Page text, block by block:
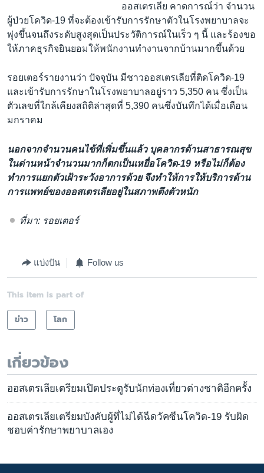
ออสเตรเลีย คาดการณ์ว่า จำนวน
ผู้ป่วยโควิด-19 ที่จะต้องเข้ารับการรักษาตัวในโรงพยาบาลจะ
พุ่งขึ้นจนถึงระดับสูงสุดเป็นประวัติการณ์ในเร็ว ๆ นี้ และร้องขอ
ให้ภาคธุรกิจยินยอมให้พนักงานทำงานจากบ้านมากขึ้นด้วย
รอยเตอร์รายงานว่า ปัจจุบัน มีชาวออสเตรเลียที่ติดโควิด-19
และเข้ารับการรักษาในโรงพยาบาลอยู่ราว 5,350 คน ซึ่งเป็น
ตัวเลขที่ใกล้เคียงสถิติล่าสุดที่ 5,390 คนซึ่งบันทึกได้เมื่อเดือน
มกราคม
นอกจากจำนวนคนไข้ที่เพิ่มขึ้นแล้ว บุคลากรด้านสาธารณสุข
ในด่านหน้าจำนวนมากก็ตกเป็นเหยื่อโควิด-19 หรือไม่ก็ต้อง
ทำการแยกตัวเฝ้าระวังอาการด้วย จึงทำให้การให้บริการด้าน
การแพทย์ของออสเตรเลียอยู่ในสภาพตึงตัวหนัก
ที่มา: รอยเตอร์
แบ่งปัน Follow us
This item is part of
ข่าว
โลก
เกี่ยวข้อง
ออสเตรเลียเตรียมเปิดประตูรับนักท่องเที่ยวต่างชาติอีกครั้ง
ออสเตรเลียเตรียมบังคับผู้ที่ไม่ได้ฉีดวัคซีนโควิด-19 รับผิด
ชอบค่ารักษาพยาบาลเอง